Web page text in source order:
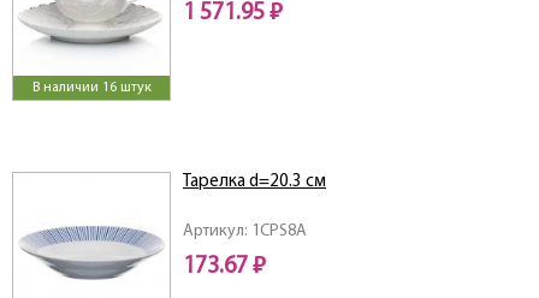
В наличии 16 штук
1 571.95 ₽
Артикул: 1CPS8A
Тарелка d=20.3 см
173.67 ₽